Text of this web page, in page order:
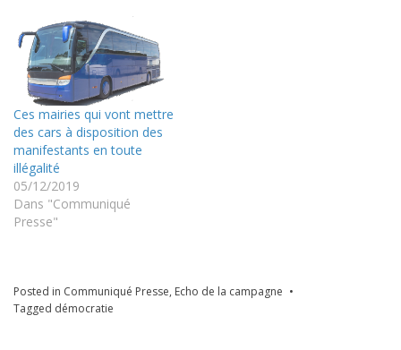
Ces mairies qui vont mettre
des cars à disposition des
manifestants en toute
illégalité
05/12/2019
Dans "Communiqué
Presse"
Posted in Communiqué Presse, Echo de la campagne
Tagged démocratie